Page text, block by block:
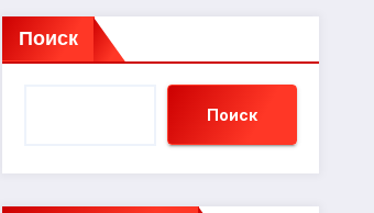
Поиск
Поиск